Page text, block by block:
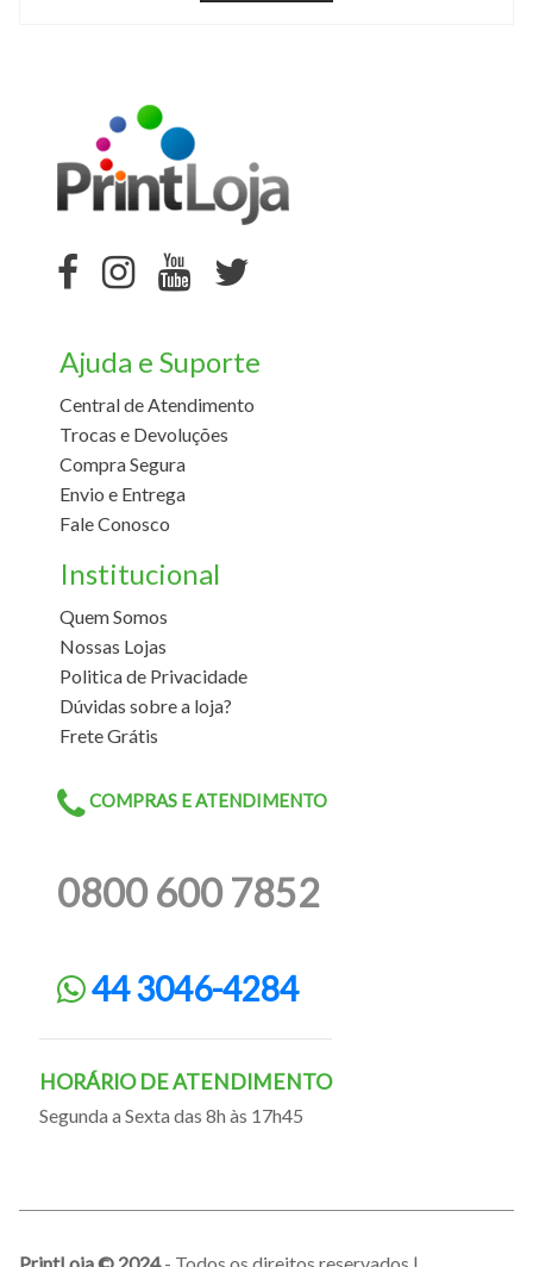
Ajuda e Suporte
Central de Atendimento
Trocas e Devoluções
Compra Segura
Envio e Entrega
Fale Conosco
Institucional
Quem Somos
Nossas Lojas
Politica de Privacidade
Dúvidas sobre a loja?
Frete Grátis
COMPRAS E ATENDIMENTO
0800 600 7852
44 3046-4284
HORÁRIO DE ATENDIMENTO
Segunda a Sexta das 8h às 17h45